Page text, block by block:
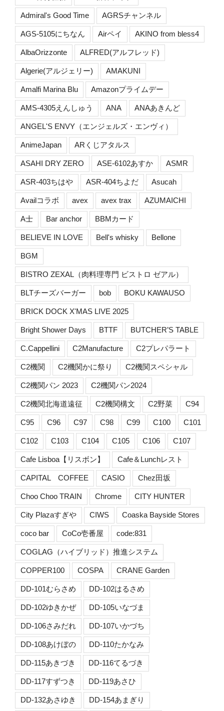
Admiral's Good Time AGRSチャンネル
AGS-5105にちなん Airペイ AKINO from bless4
AlbaOrizzonte ALFRED(アルフレッド)
Algerie(アルジェリー) AMAKUNI
Amalfi Marina Blu Amazonプライムデー
AMS-4305えんしゅう ANA ANAあきんど
ANGEL'S ENVY（エンジェルズ・エンヴィ）
AnimeJapan ARくじアタルス
ASAHI DRY ZERO ASE-6102あすか ASMR
ASR-403ちはや ASR-404ちよだ Asucah
Availコラボ avex avex trax AZUMAICHI
A士 Bar anchor BBMカード
BELIEVE IN LOVE Bell's whisky Bellone
BGM
BISTRO ZEXAL（肉料理専門 ビストロ ゼアル）
BLTチーズバーガー bob BOKU KAWAUSO
BRICK DOCK X'MAS LIVE 2025
Bright Shower Days BTTF BUTCHER’S TABLE
C.Cappellini C2Manufacture C2プレパラート
C2機関 C2機関かに祭り C2機関スペシャル
C2機関パン 2023 C2機関パン2024
C2機関北海道遠征 C2機関構文 C2野菜 C94
C95 C96 C97 C98 C99 C100 C101
C102 C103 C104 C105 C106 C107
Cafe Lisboa【リスボン】 Cafe＆Lunchレスト
CAPITAL COFFEE CASIO Chez田坂
Choo Choo TRAIN Chrome CITY HUNTER
City Plazaすぎや CIWS Coaska Bayside Stores
coco bar CoCo壱番屋 code:831
COGLAG（ハイブリッド）推進システム
COPPER100 COSPA CRANE Garden
DD-101むらさめ DD-102はるさめ
DD-102ゆきかぜ DD-105いなづま
DD-106さみだれ DD-107いかづち
DD-108あけぼの DD-110たかなみ
DD-115あきづき DD-116てるづき
DD-117すずつき DD-119あさひ
DD-132あさゆき DD-154あまぎり